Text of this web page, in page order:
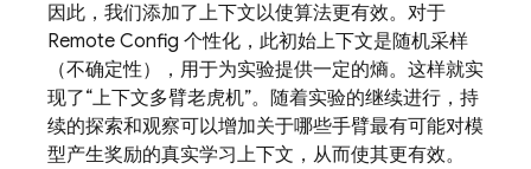
因此，我们添加了上下文以使算法更有效。对于
Remote Config 个性化，此初始上下文是随机采样
（不确定性），用于为实验提供一定的熵。这样就实
现了“上下文多臂老虎机”。 随着实验的继续进行，持
续的探索和观察可以增加关于哪些手臂最有可能对模
型产生奖励的真实学习上下文，从而使其更有效。